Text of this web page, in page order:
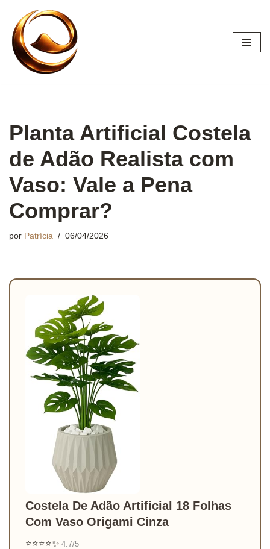
Pular
para
conteúdo
Planta Artificial Costela
de Adão Realista com
Vaso: Vale a Pena
Comprar?
por Patrícia 06/04/2026
Costela De Adão Artificial 18 Folhas
Com Vaso Origami Cinza
⭐⭐⭐⭐✨ 4.7/5